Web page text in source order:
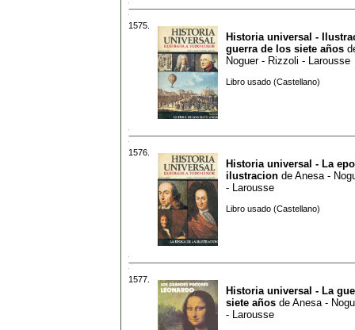
1575.
Historia universal -
guerra de los siete años
Noguer - Rizzoli - Larousse
Libro usado (Castellano)
1576.
Historia universal - La
ilustracion de Anesa -
- Larousse
Libro usado (Castellano)
1577.
Historia universal - La
siete años de Anesa -
- Larousse